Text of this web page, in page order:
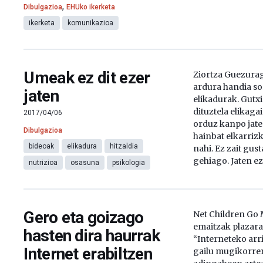
Dibulgazioa,EHUko ikerketa
ikerketa
komunikazioa
Umeak ez dit ezer
jaten
2017/04/06
Dibulgazioa
bideoak
elikadura
hitzaldia
nutrizioa
osasuna psikologia
Ziortza
ardura handia
elikadurak.
dituztela
orduz kanpo
hainbat
nahi. Ez zait
gehiago. Jaten
Gero eta goizago
hasten dira haurrak
Internet erabiltzen
Net Children
emaitzak
“Interneteko
gailu